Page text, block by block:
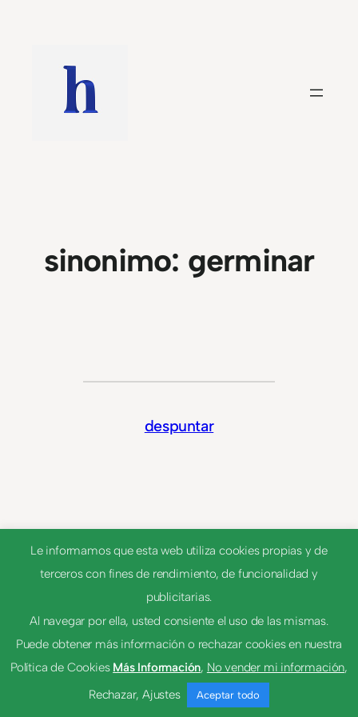
contenido
sinonimo: germinar
despuntar
© 2023 Tema por Anders Norén
Le informamos que esta web utiliza cookies propias y de
terceros con fines de rendimiento, de funcionalidad y
publicitarias.
Al navegar por ella, usted consiente el uso de las mismas.
Puede obtener más información o rechazar cookies en nuestra
Política de Cookies Más Información, No vender mi información,
Rechazar, Ajustes Aceptar todo